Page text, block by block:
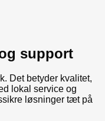
support
Det betyder kvalitet,
lokal service og
løsninger tæt på